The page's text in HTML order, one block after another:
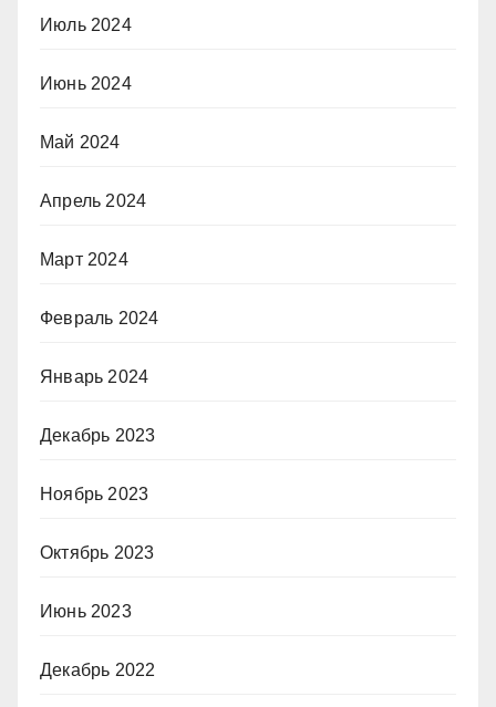
Июль 2024
Июнь 2024
Май 2024
Апрель 2024
Март 2024
Февраль 2024
Январь 2024
Декабрь 2023
Ноябрь 2023
Октябрь 2023
Июнь 2023
Декабрь 2022